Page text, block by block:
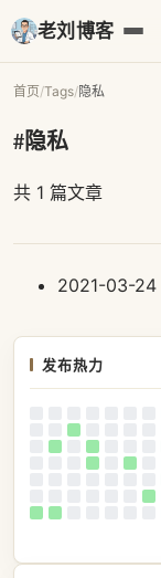
老刘博客
首页/Tags/隐私
#隐私
共 1 篇文章
2021-03-24
发布热力